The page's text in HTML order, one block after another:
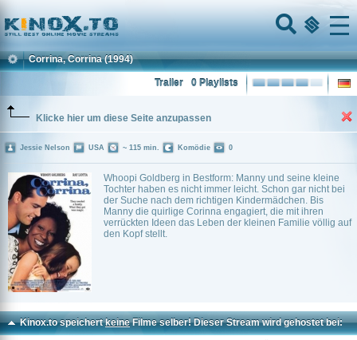
Home
Menu
Corrina, Corrina (1994)
0 Playlists
Trailer
Klicke hier um diese Seite anzupassen
Whoopi Goldberg in Bestform: Manny und seine kleine
Tochter haben es nicht immer leicht. Schon gar nicht bei
der Suche nach dem richtigen Kindermädchen. Bis
Manny die quirlige Corinna engagiert, die mit ihren
verrückten Ideen das Leben der kleinen Familie völlig auf
den Kopf stellt.
Jessie Nelson USA ~ 115 min. Komödie 0
Kinox.to speichertkeineFilme selber! Dieser Stream wird gehostet bei: